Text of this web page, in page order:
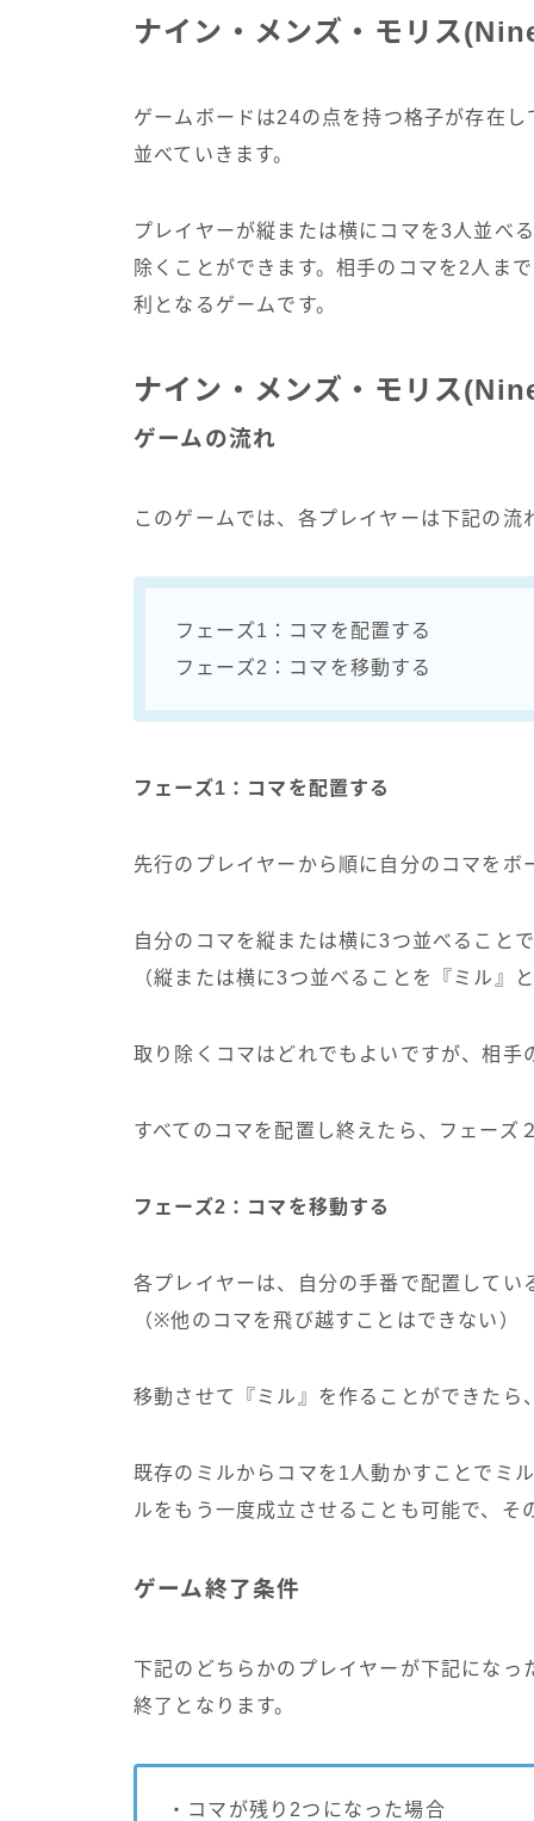
ナイン・メンズ・モリス
ゲームボードは24の点を持つ格子が存在
並べていきます。
プレイヤーが縦または横にコマを3人並べ
除くことができます。相手のコマを2人ま
利となるゲームです。
ナイン・メンズ・モリス
ゲームの流れ
このゲームでは、各プレイヤーは下記の流
フェーズ1：コマを配置する
フェーズ2：コマを移動する
フェーズ1：コマを配置する
先行のプレイヤーから順に自分のコマをボ
自分のコマを縦または横に3つ並べること
（縦または横に3つ並べることを『ミル』
取り除くコマはどれでもよいですが、相
すべてのコマを配置し終えたら、フェーズ
フェーズ2：コマを移動する
各プレイヤーは、自分の手番で配置してい
（※他のコマを飛び越すことはできない）
移動させて『ミル』を作ることができた
既存のミルからコマを1人動かすことでミ
ルをもう一度成立させることも可能で、そ
ゲーム終了条件
下記のどちらかのプレイヤーが下記にな
終了となります。
・コマが残り2つになった場合